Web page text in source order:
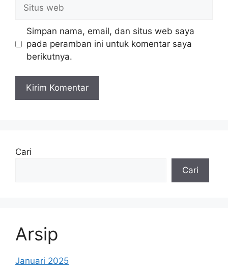
web
Simpan nama, email, dan situs web saya
pada peramban ini untuk komentar saya
berikutnya.
Cari
Cari
Arsip
Januari 2025